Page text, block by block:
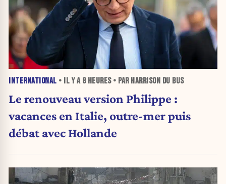
INTERNATIONAL • IL Y A 8 HEURES• PAR HARRISON DU BUS
Le renouveau version Philippe :
vacances en Italie, outre-mer puis
débat avec Hollande